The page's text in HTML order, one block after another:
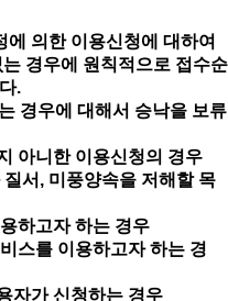
의한 이용신청에 대하여
경우에 원칙적으로 접수순
.
경우에 대해서 승낙을 보류
아니한 이용신청의 경우
서, 미풍양속을 저해할 목
하고자 하는 경우
스를 이용하고자 하는 경
자가 신청하는 경우